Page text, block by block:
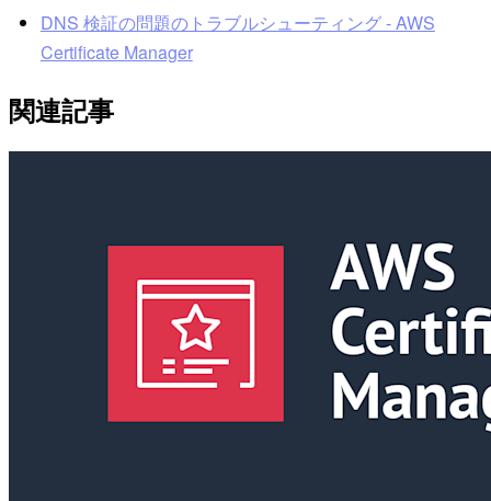
DNS 検証の問題のトラブルシューティング - AWS
Certificate Manager
関連記事